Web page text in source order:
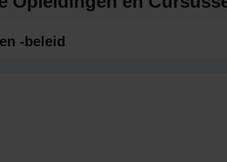
-beleid